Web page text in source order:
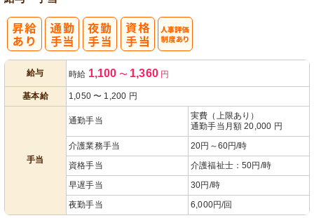
給与 時給 1,100 〜 1,360円
基本給 1,050 〜 1,200 円
手当
通勤手当
実費（上限あり）
通勤手当月額 20,000 円
介護業務手当
20円～60円/時
資格手当
介護福祉士：50円/時
早遅手当
30円/時
夜勤手当
6,000円/回